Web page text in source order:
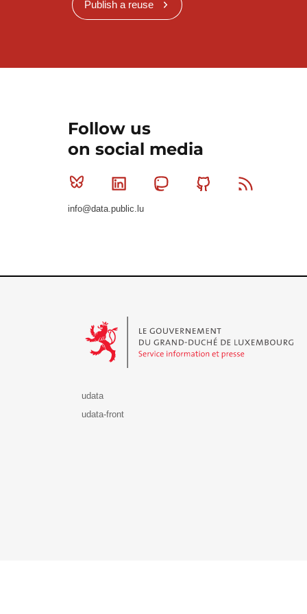
Publish a reuse
Follow us
on social media
Bluesky Linkedin MastodonGithub
info@data.public.lu
udata
udata-front